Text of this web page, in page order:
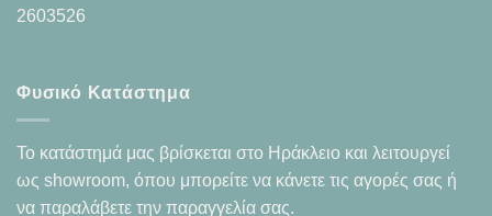
2603526
Φυσικό Κατάστημα
Το κατάστημά μας βρίσκεται στο Ηράκλειο και λειτουργεί
ως showroom, όπου μπορείτε να κάνετε τις αγορές σας ή
να παραλάβετε την παραγγελία σας.